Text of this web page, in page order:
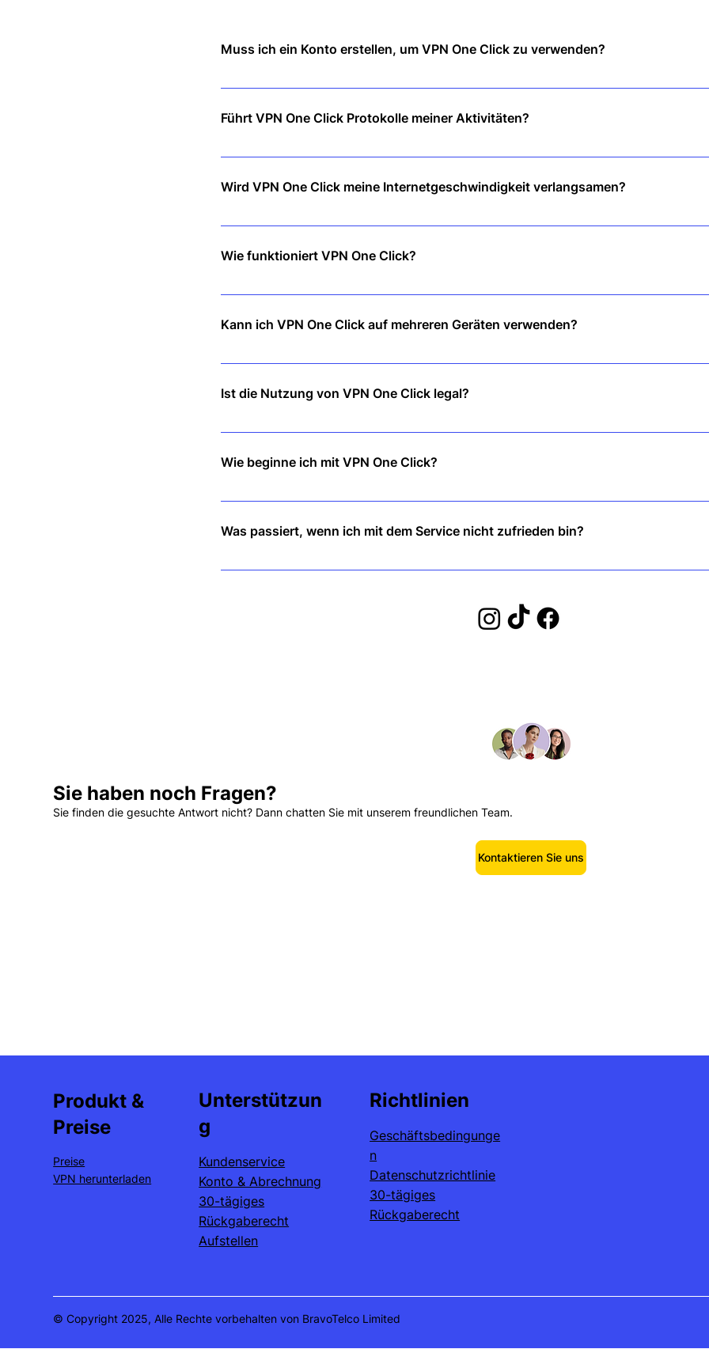
Muss ich ein Konto erstellen, um VPN One Click zu verwenden?
Nein! Laden Sie einfach die App herunter, tippen Sie auf „Verbinden“ und genießen Sie sofort
Führt VPN One Click Protokolle meiner Aktivitäten?
Nein. Wir befolgen eine strikte No-Logs-Richtlinie, das heißt, wir verfolgen oder speichern
Wird VPN One Click meine Internetgeschwindigkeit verlangsamen?
Überhaupt nicht! Unsere Hochgeschwindigkeitsserver sorgen für reibungsloses Surfen,
Wie funktioniert VPN One Click?
VPN One Click verschlüsselt Ihren Internetverkehr und verbirgt Ihre IP-Adresse, sodass Sie
Kann ich VPN One Click auf mehreren Geräten verwenden?
Ja! Ein einziges Abonnement deckt mehrere Geräte ab, sodass Sie auf allen Ihren Geräten
Ist die Nutzung von VPN One Click legal?
Ja, VPNs sind in den meisten Ländern legal. Wir empfehlen jedoch, vor der Nutzung die
Wie beginne ich mit VPN One Click?
Laden Sie einfach die App herunter, klicken Sie auf „Verbinden“ und Sie sind sofort geschützt
Was passiert, wenn ich mit dem Service nicht zufrieden bin?
Wir bieten eine 30-tägige Geld-zurück-Garantie, damit Sie es ohne Risiko ausprobieren
Sie haben noch Fragen?
Sie finden die gesuchte Antwort nicht? Dann chatten Sie mit unserem freundlichen Team.
Kontaktieren Sie uns
Produkt &
Preise
Preise
VPN herunterladen
Unterstützun
g
Kundenservice
Konto & Abrechnung
30-tägiges
Rückgaberecht
Aufstellen
Richtlinien
Geschäftsbedingunge
n
Datenschutzrichtlinie
30-tägiges
Rückgaberecht
© Copyright 2025, Alle Rechte vorbehalten von BravoTelco Limited